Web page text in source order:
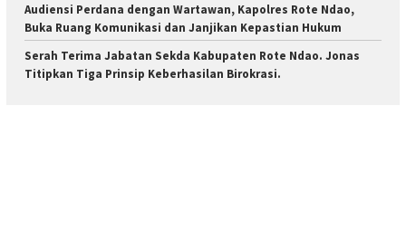
Audiensi Perdana dengan Wartawan, Kapolres Rote Ndao,
Buka Ruang Komunikasi dan Janjikan Kepastian Hukum
Serah Terima Jabatan Sekda Kabupaten Rote Ndao. Jonas
Titipkan Tiga Prinsip Keberhasilan Birokrasi.